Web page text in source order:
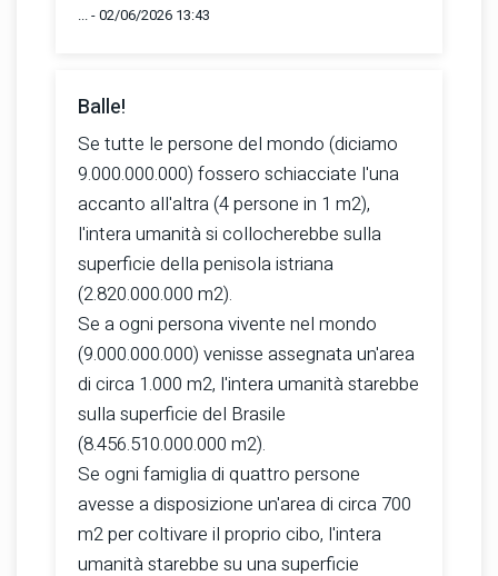
... - 02/06/2026 13:43
Balle!
Se tutte le persone del mondo (diciamo
9.000.000.000) fossero schiacciate l'una
accanto all'altra (4 persone in 1 m2),
l'intera umanità si collocherebbe sulla
superficie della penisola istriana
(2.820.000.000 m2).
Se a ogni persona vivente nel mondo
(9.000.000.000) venisse assegnata un'area
di circa 1.000 m2, l'intera umanità starebbe
sulla superficie del Brasile
(8.456.510.000.000 m2).
Se ogni famiglia di quattro persone
avesse a disposizione un'area di circa 700
m2 per coltivare il proprio cibo, l'intera
umanità starebbe su una superficie